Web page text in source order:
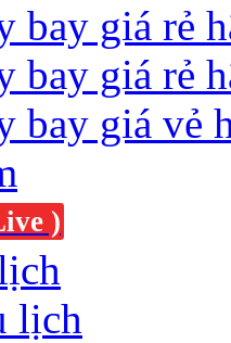
bay giá rẻ
bay giá rẻ
bay giá vẻ
)
lịch